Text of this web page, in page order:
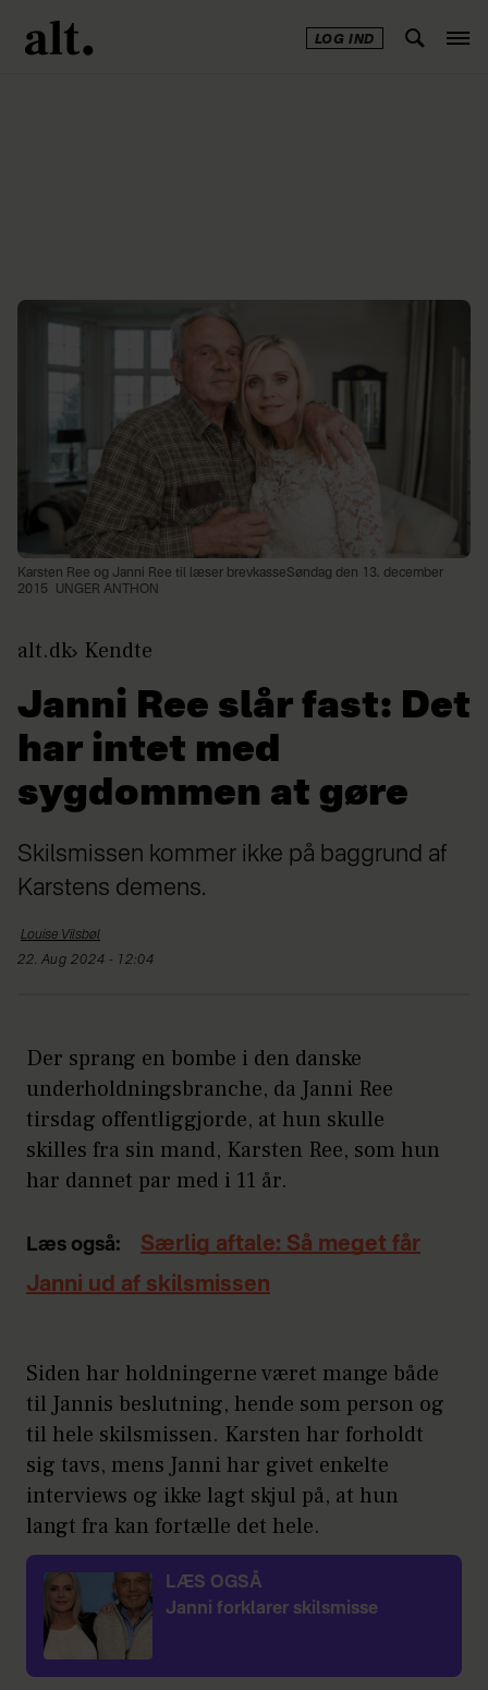
LOG IND
Karsten Ree og Janni Ree til læser brevkasseSøndag den 13. december
2015
UNGER ANTHON
alt.dk Kendte
Janni Ree slår fast: Det
har intet med
sygdommen at gøre
Skilsmissen kommer ikke på baggrund af
Karstens demens.
Louise Vilsbøl
22. Aug 2024 - 12:04
Der sprang en bombe i den danske
underholdningsbranche, da Janni Ree
tirsdag offentliggjorde, at hun skulle
skilles fra sin mand, Karsten Ree, som hun
har dannet par med i 11 år.
Læs også:
Særlig aftale: Så meget får
Janni ud af skilsmissen
Siden har holdningerne været mange både
til Jannis beslutning, hende som person og
til hele skilsmissen. Karsten har forholdt
sig tavs, mens Janni har givet enkelte
interviews og ikke lagt skjul på, at hun
langt fra kan fortælle det hele.
LÆS OGSÅ
Janni forklarer skilsmisse